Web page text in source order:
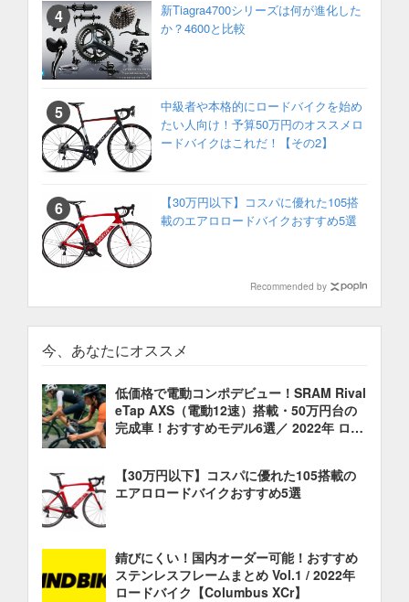
新Tiagra4700シリーズは何が進化した
か？4600と比較
中級者や本格的にロードバイクを始め
たい人向け！予算50万円のオススメロ
ードバイクはこれだ！【その2】
【30万円以下】コスパに優れた105搭
載のエアロロードバイクおすすめ5選
Recommended by
今、あなたにオススメ
低価格で電動コンポデビュー！SRAM Rival
eTap AXS（電動12速）搭載・50万円台の
完成車！おすすめモデル6選／ 2022年 ロー
【30万円以下】コスパに優れた105搭載の
エアロロードバイクおすすめ5選
錆びにくい！国内オーダー可能！おすすめ
ステンレスフレームまとめ Vol.1 / 2022年
ロードバイク【Columbus XCr】